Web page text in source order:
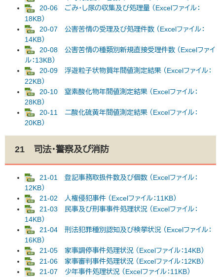
20-06 ごみ・し尿の収集及び処理量 （Excelファイル：
18KB）
20-07 公害苦情の受理及び処理件数 （Excelファイル：
14KB）
20-08 公害苦情の種類別新規直接受理件数 （Excelファイ
ル：13KB）
20-09 浮遊粒子状物質年間値測定結果 （Excelファイル：
22KB）
20-10 窒素酸化物年間値測定結果 （Excelファイル：
28KB）
20-11 二酸化硫黄年間値測定結果 （Excelファイル：
20KB）
21 司法・警察及び消防
21-01 登記事務取扱件数及び個数 （Excelファイル：
12KB）
21-02 人権侵犯事件 （Excelファイル：11KB）
21-03 民事及び刑事事件処理状況 （Excelファイル：
14KB）
21-04 刑法犯罪種別認知及び検挙状況 （Excelファイル：
16KB）
21-05 家事調停事件処理状況 （Excelファイル：14KB）
21-06 家事審判事件処理状況 （Excelファイル：12KB）
21-07 少年事件処理状況 （Excelファイル：11KB）